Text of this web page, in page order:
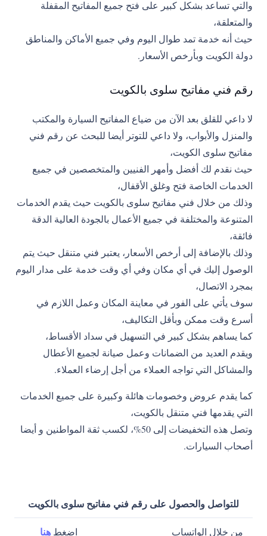
والتي تساعد بشكل كبير على فتح جميع المفاتيح المقفلة
والمتعلقة،
حيث أنه خدمة تمد طوال اليوم وفي جميع الأماكن والمناطق
دولة الكويت وبأرخص الأسعار.
رقم فني مفاتيح سلوى بالكويت
لا داعي للقلق بعد الآن من ضياع المفاتيح السيارة والمكتب
والمنزل والأبواب، ولا داعي للتوتر أيضا للبحث عن رقم فني
مفاتيح سلوى الكويت،
حيث نقدم لك أفضل وأمهر الفنيين والمتخصصين في جميع
الخدمات الخاصة فتح وغلق الأقفال،
وذلك من خلال فني مفاتيح سلوى بالكويت حيث يقدم الخدمات
المتنوعة والمختلفة في جميع الأعمال بالجودة العالية الدقة
فائقة،
وذلك بالإضافة إلى أرخص الأسعار، يعتبر فني متنقل حيث يتم
الوصول إليك في أي مكان وفي أي وقت خدمة على مدار اليوم
بمجرد الاتصال،
سوف يأتي على الفور في معاينة المكان وعمل اللازم في
أسرع وقت ممكن وبأقل التكاليف،
كما يساهم بشكل كبير في التسهيل في سداد الأقساط،
ويقدم العديد من الضمانات وعمل صيانة لجميع الأعطال
والمشاكل التي تواجه العملاء من أجل إرضاء العملاء.
كما يقدم عروض وخصومات هائلة وكبيرة على جميع الخدمات
التي يقدمها فني متنقل بالكويت،
وتصل هذه التخفيضات إلى 50%، لكسب ثقة المواطنين و أيضا
أصحاب السيارات.
للتواصل والحصول على رقم فني مفاتيح سلوى بالكويت
من خلال الواتساب اضغطهنا